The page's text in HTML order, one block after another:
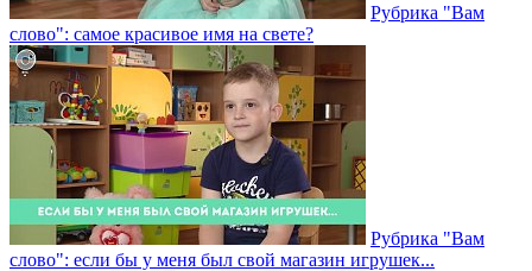
Рубрика "Вам
слово": самое красивое имя на свете?
Рубрика "Вам
слово": если бы у меня был свой магазин игрушек...